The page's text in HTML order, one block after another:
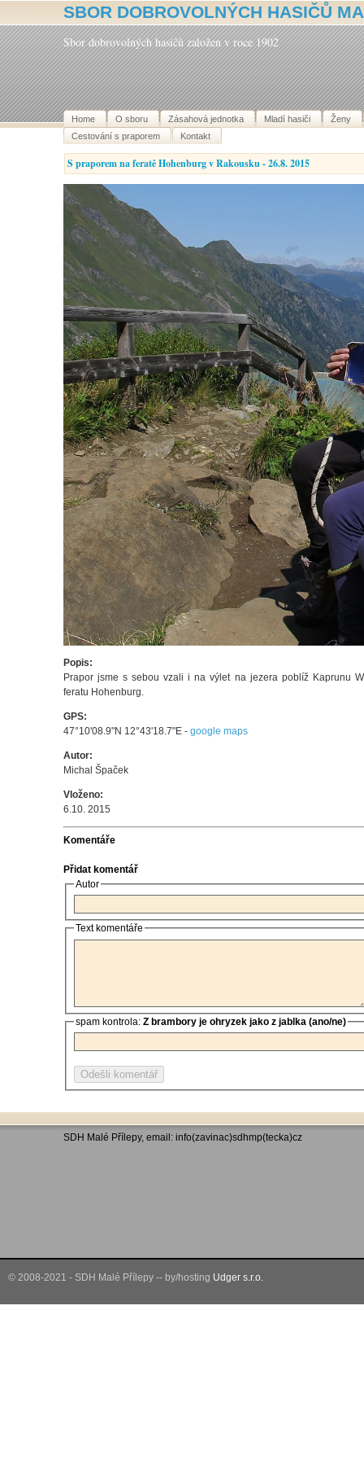
SBOR DOBROVOLNÝCH HASIČŮ
Sbor dobrovolných hasičů založen v roce 1902
Home O sboru Zásahová jednotka Mladí hasiči
Ženy
Cestování s praporem
Kontakt
S praporem na feratě Hohenburg v Rakousku - 26.8. 2015
Popis:
Prapor jsme s sebou vzali i na výlet na jezera poblíž Kaprunu
feratu Hohenburg.
GPS:
47°10'08.9"N 12°43'18.7"E -google maps
Autor:
Michal Špaček
Vloženo:
6.10. 2015
Komentáře
Přidat komentář
Autor
Text komentáře
spam kontrola:Z brambory je ohryzek jako z jablka (ano/ne)
SDH Malé Přílepy, email: info(zavinac)sdhmp(tecka)cz
© 2008-2021 - SDH Malé Přílepy -- by/hosting Udger s.r.o.